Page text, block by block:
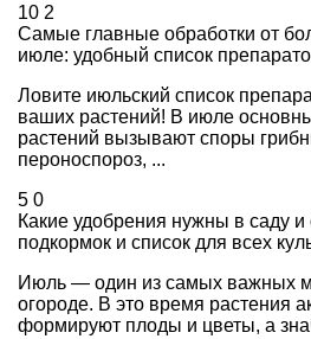
10 2
Самые главные обработки от
июле: удобный список
Ловите июльский список
ваших растений! В июле
растений вызывают споры
пероноспороз, ...
5 0
Какие удобрения нужны в саду
подкормок и список для всех
Июль — один из самых важных
огороде. В это время растения
формируют плоды и цветы, а